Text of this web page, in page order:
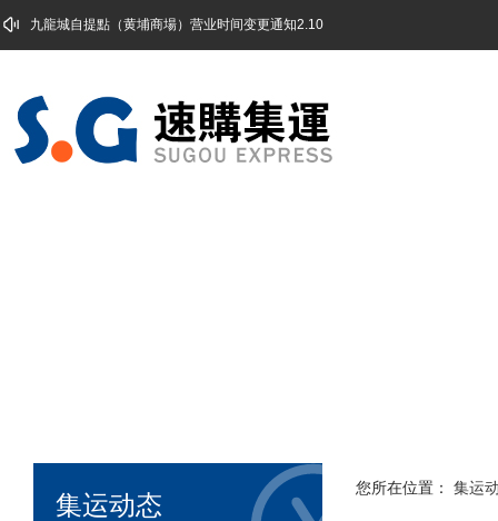
九龍城自提點（黄埔商場）营业时间变更通知2.10
集运动态
您所在位置： 集运